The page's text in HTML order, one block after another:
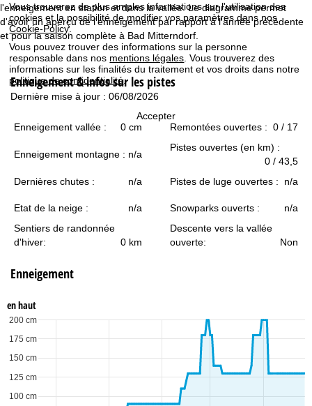
Vous trouverez de plus amples informations sur l'utilisation des
cookies et la possibilité de modifier vos paramètres dans nos
Cookie-Policy.
Vous pouvez trouver des informations sur la personne
responsable dans nos mentions légales. Vous trouverez des
informations sur les finalités du traitement et vos droits dans notre
politique de confidentialité.
Accepter
a
c
c
l'enneigement en station et dans la vallée. Le diagramme permet
d'avoir un aperçu de l'enneigement par rapport à l'année précédente
et pour la saison complète à Bad Mitterndorf.
Enneigement & infos sur les pistes
Dernière mise à jour : 06/08/2026
Enneigement vallée : 0 cm Remontées ouvertes : 0 / 17
Enneigement montagne : n/a
Pistes ouvertes (en km) :
0 / 43,5
Dernières chutes :
n/a Pistes de luge ouvertes : n/a
Etat de la neige : n/a Snowparks ouverts :
n/a
Sentiers de randonnée
d'hiver:
0 km
Descente vers la vallée
ouverte:
Non
Enneigement
en haut
100 cm
125 cm
150 cm
175 cm
200 cm